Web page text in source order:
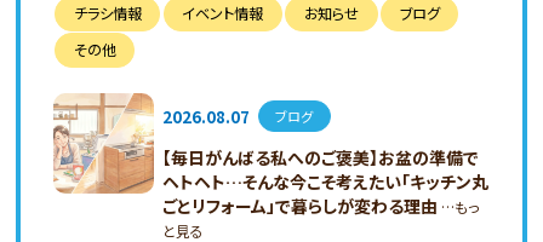
チラシ情報 イベント情報 お知らせ
ブログ
その他
2026.08.07 ブログ
【毎日がんばる私へのご褒美】お盆の準備で
ヘトヘト…そんな今こそ考えたい「キッチン丸
ごとリフォーム」で暮らしが変わる理由 …もっ
と見る